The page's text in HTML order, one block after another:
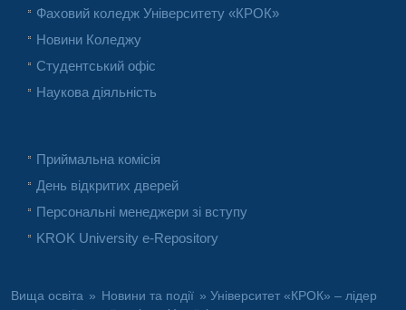
Фаховий коледж Університету «КРОК»
Новини Коледжу
Студентський офіс
Наукова діяльність
Приймальна комісія
День відкритих дверей
Персональні менеджери зі вступу
KROK University e-Repository
Вища освіта » Новини та події » Університет «КРОК» – лідер